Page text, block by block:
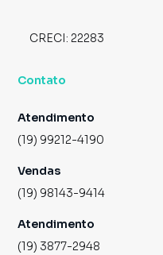
CRECI: 22283
Contato
Atendimento
(19) 99212-4190
Vendas
(19) 98143-9414
Atendimento
(19) 3877-2948